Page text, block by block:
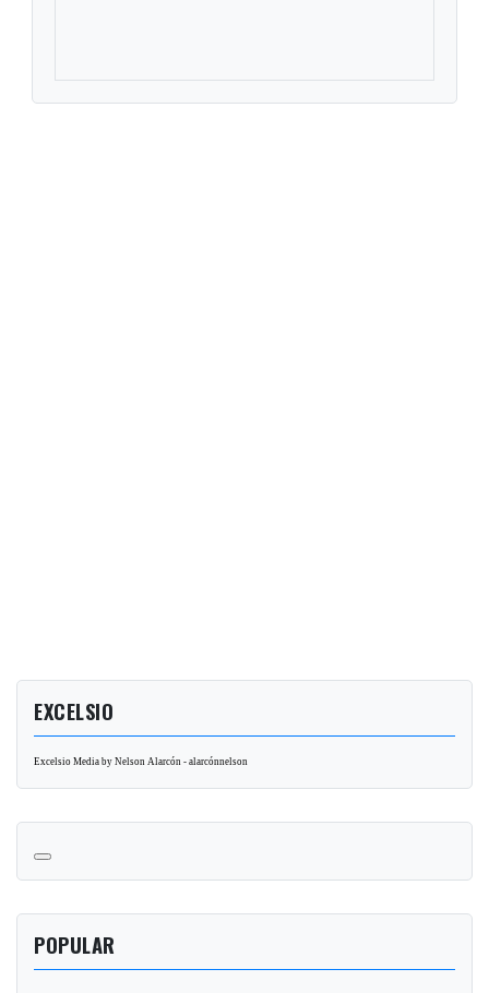
EXCELSIO
Excelsio Media by Nelson Alarcón - alarcónnelson
POPULAR